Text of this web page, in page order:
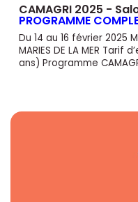
CAMAGRI 2025 -
PROGRAMME
Du 14 au 16 février 2025
MARIES DE LA MER Tarif
ans) Programme